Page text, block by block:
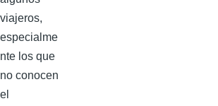
viajeros,
especialme
nte los que
no conocen
el